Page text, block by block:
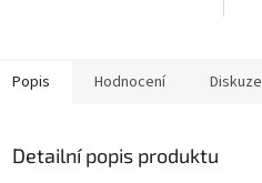
Popis Hodnocení Diskuze
Detailní popis produktu